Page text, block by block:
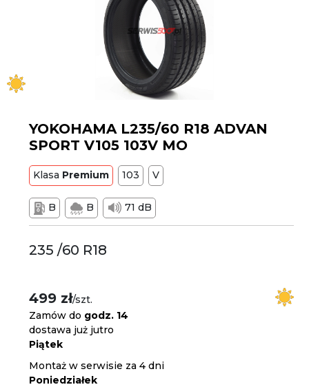
YOKOHAMA L235/60 R18 ADVAN
SPORT V105 103V MO
Klasa Premium 103 V
B B 71 dB
235 /60 R18
499 zł/szt.
Zamów do godz. 14
dostawa już jutro
Piątek
Montaż w serwisie za 4 dni
Poniedziałek